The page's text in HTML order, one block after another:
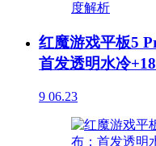
红魔游戏平板5
首发透明水冷
9 06.23